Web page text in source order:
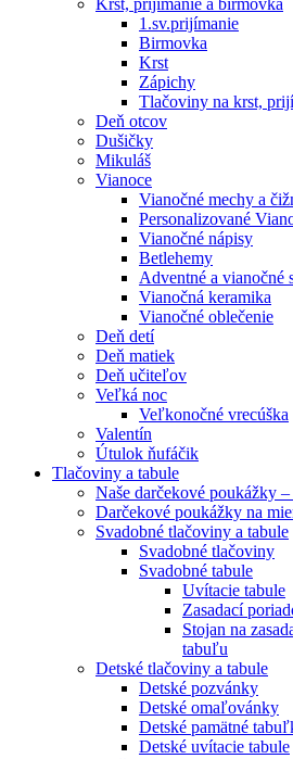
Krst, prijímanie a birmovka
1.sv.prijímanie
Birmovka
Krst
Zápichy
Tlačoviny na krst,
Deň otcov
Dušičky
Mikuláš
Vianoce
Vianočné mechy a
Personalizované
Vianočné nápisy
Betlehemy
Adventné a vianočné
Vianočná keramika
Vianočné oblečenie
Deň detí
Deň matiek
Deň učiteľov
Veľká noc
Veľkonočné vrecúška
Valentín
Útulok ňufáčik
Tlačoviny a tabule
Naše darčekové poukážky
Darčekové poukážky na
Svadobné tlačoviny a tabule
Svadobné tlačoviny
Svadobné tabule
Uvítacie tabule
Zasadací
Stojan na
tabuľu
Detské tlačoviny a tabule
Detské pozvánky
Detské omaľovánky
Detské pamätné
Detské uvítacie tabule